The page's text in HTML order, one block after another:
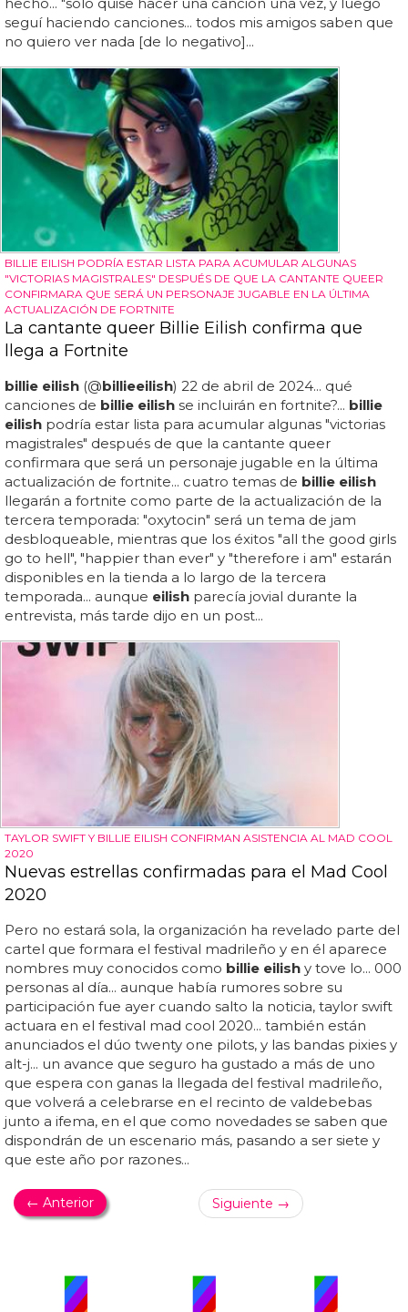
seguí haciendo canciones... todos mis amigos saben que
no quiero ver nada [de lo negativo]...
BILLIE EILISH PODRÍA ESTAR LISTA PARA ACUMULAR ALGUNAS
"VICTORIAS MAGISTRALES" DESPUÉS DE QUE LA CANTANTE QUEER
CONFIRMARA QUE SERÁ UN PERSONAJE JUGABLE EN LA ÚLTIMA
ACTUALIZACIÓN DE FORTNITE
La cantante queer Billie Eilish confirma que
llega a Fortnite
billie eilish (@billieeilish) 22 de abril de 2024... qué
canciones de billie eilish se incluirán en fortnite?... billie
eilish podría estar lista para acumular algunas "victorias
magistrales" después de que la cantante queer
confirmara que será un personaje jugable en la última
actualización de fortnite... cuatro temas de billie eilish
llegarán a fortnite como parte de la actualización de la
tercera temporada: "oxytocin" será un tema de jam
desbloqueable, mientras que los éxitos "all the good girls
go to hell", "happier than ever" y "therefore i am" estarán
disponibles en la tienda a lo largo de la tercera
temporada... aunque eilish parecía jovial durante la
entrevista, más tarde dijo en un post...
TAYLOR SWIFT Y BILLIE EILISH CONFIRMAN ASISTENCIA AL MAD COOL
2020
Nuevas estrellas confirmadas para el Mad Cool
2020
Pero no estará sola, la organización ha revelado parte del
cartel que formara el festival madrileño y en él aparece
nombres muy conocidos como billie eilish y tove lo... 000
personas al día... aunque había rumores sobre su
participación fue ayer cuando salto la noticia, taylor swift
actuara en el festival mad cool 2020... también están
anunciados el dúo twenty one pilots, y las bandas pixies y
alt-j... un avance que seguro ha gustado a más de uno
que espera con ganas la llegada del festival madrileño,
que volverá a celebrarse en el recinto de valdebebas
junto a ifema, en el que como novedades se saben que
dispondrán de un escenario más, pasando a ser siete y
que este año por razones...
← Anterior Siguiente →